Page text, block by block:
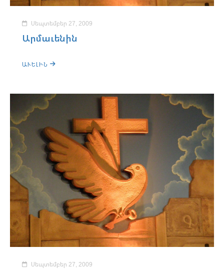
Սեպտեմբեր 27, 2009
Արմաւենին
ԱՒԵԼԻՆ
Սեպտեմբեր 27, 2009